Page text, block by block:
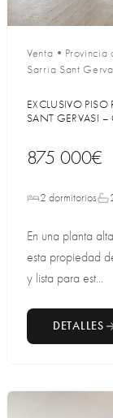
Venta • Provincia
Sarria Sant
EXCLUSIVO
SANT GERVASI
875 000€
2 dormitorios
En una planta
esta propiedad
y lista para est...
DETALLES